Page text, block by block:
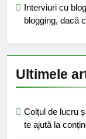
Interviuri cu
blogging, dacă
Ultimele
Colțul de lucru
te ajută la